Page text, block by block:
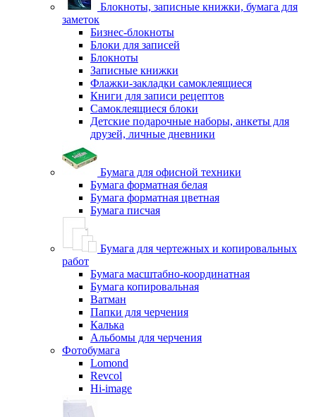
Блокноты, записные книжки, бумага для
заметок
Бизнес-блокноты
Блоки для записей
Блокноты
Записные книжки
Флажки-закладки самоклеящиеся
Книги для записи рецептов
Самоклеящиеся блоки
Детские подарочные наборы, анкеты для
друзей, личные дневники
Бумага для офисной техники
Бумага форматная белая
Бумага форматная цветная
Бумага писчая
Бумага для чертежных и копировальных
работ
Бумага масштабно-координатная
Бумага копировальная
Ватман
Папки для черчения
Калька
Альбомы для черчения
Фотобумага
Lomond
Revcol
Hi-image